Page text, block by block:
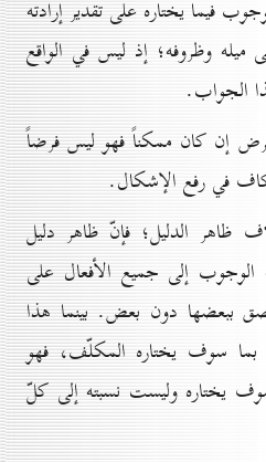
فيما يختاره على تقدير إرادته
ميله وظروفه؛ إذ ليس في الواقع
الجواب.
إن كان ممكناً فهو ليس فرضاً
في رفع الإشكال.
ظاهر الدليل؛ فإنّ ظاهر دليل
إلى جميع الأفعال على
ببعضها دون بعض. بينما هذا
سوف يختاره المكلّف، فهو
يختاره وليست نسبته إلى كلّ